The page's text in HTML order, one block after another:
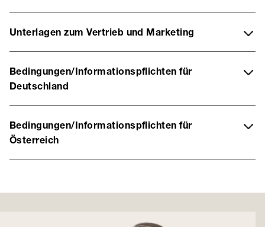
Unterlagen zum Vertrieb und Marketing
Bedingungen/Informationspflichten für
Deutschland
Bedingungen/Informationspflichten für
Österreich